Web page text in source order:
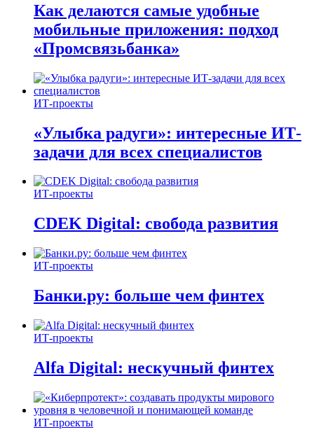
Как делаются самые удобные
мобильные приложения: подход
«Промсвязьбанка»
ИТ-проекты
«Улыбка радуги»: интересные ИТ-
задачи для всех специалистов
ИТ-проекты
CDEK Digital: свобода развития
ИТ-проекты
Банки.ру: больше чем финтех
ИТ-проекты
Alfa Digital: нескучный финтех
ИТ-проекты